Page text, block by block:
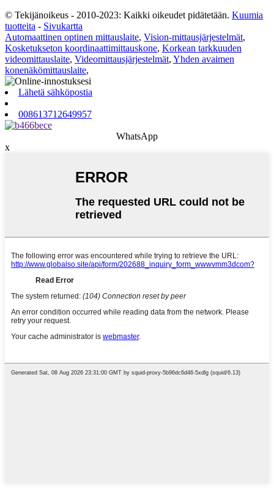
© Tekijänoikeus - 2010-2023: Kaikki oikeudet pidätetään. Kuumia
tuotteita - Sivukartta
Automaattinen optinen mittauslaite, Vision-mittausjärjestelmät,
Kosketukseton koordinaattimittauskone, Korkean tarkkuuden
videomittauslaite, Videomittausjärjestelmät, Yhden avaimen
konenäkömittauslaite,
Lähetä sähköpostia
008613712649957
WhatsApp
x